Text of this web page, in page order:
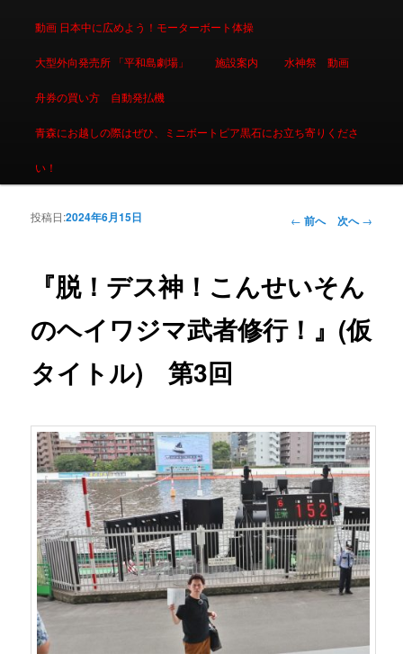
動画 日本中に広めよう！モーターボート体操
大型外向発売所 「平和島劇場」 施設案内 水神祭 動画
舟券の買い方 自動発払機
青森にお越しの際はぜひ、ミニボートピア黒石にお立ち寄りくださ
い！
投稿ナビゲーシ
← 前へ 次へ→
『脱！デス神！こんせいそん
のヘイワジマ武者修行！』(仮
タイトル) 第3回
投稿日:2024年6月15日